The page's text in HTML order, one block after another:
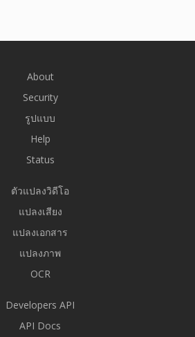
About
Security
รูปแบบ
Help
Status
ตัวแปลงวิดีโอ
แปลงเสียง
แปลงเอกสาร
แปลงภาพ
OCR
Developers API
API Docs